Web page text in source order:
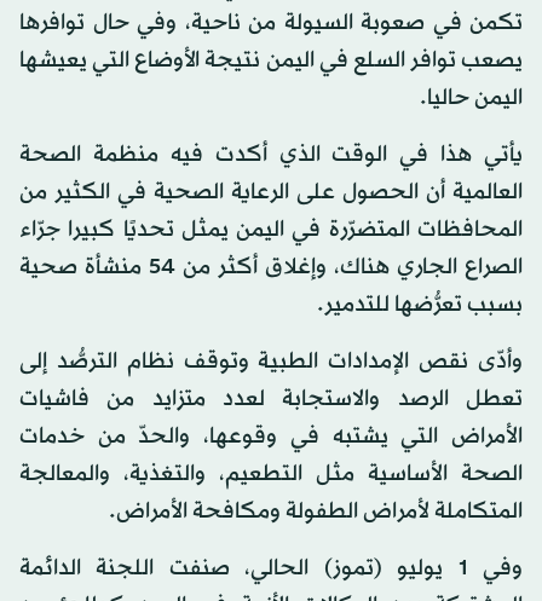
تكمن في صعوبة السيولة من ناحية، وفي حال توافرها
يصعب توافر السلع في اليمن نتيجة الأوضاع التي يعيشها
اليمن حاليا.
يأتي هذا في الوقت الذي أكدت فيه منظمة الصحة
العالمية أن الحصول على الرعاية الصحية في الكثير من
المحافظات المتضرّرة في اليمن يمثل تحديًا كبيرا جرّاء
الصراع الجاري هناك، وإغلاق أكثر من 54 منشأة صحية
بسبب تعرُّضها للتدمير.
وأدّى نقص الإمدادات الطبية وتوقف نظام الترصُّد إلى
تعطل الرصد والاستجابة لعدد متزايد من فاشيات
الأمراض التي يشتبه في وقوعها، والحدّ من خدمات
الصحة الأساسية مثل التطعيم، والتغذية، والمعالجة
المتكاملة لأمراض الطفولة ومكافحة الأمراض.
وفي 1 يوليو (تموز) الحالي، صنفت اللجنة الدائمة